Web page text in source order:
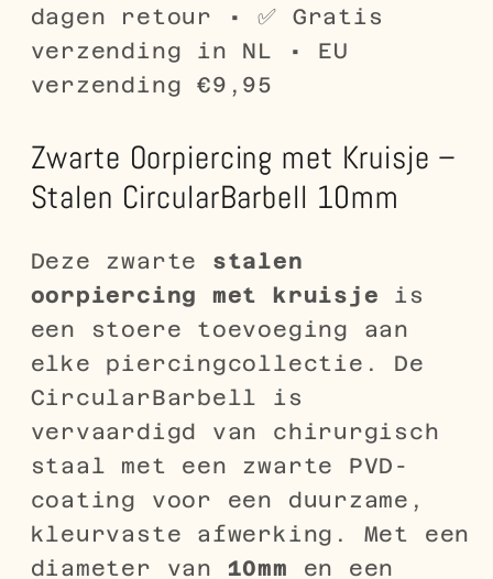
dagen retour • ✅ Gratis
verzending in NL • EU
verzending €9,95
Zwarte Oorpiercing met Kruisje –
Stalen CircularBarbell 10mm
Deze zwarte stalen
oorpiercing met kruisje is
een stoere toevoeging aan
elke piercingcollectie. De
CircularBarbell is
vervaardigd van chirurgisch
staal met een zwarte PVD-
coating voor een duurzame,
kleurvaste afwerking. Met een
diameter van 10mm en een